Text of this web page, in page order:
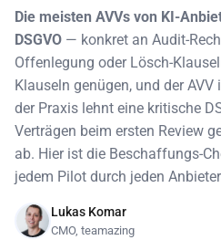
Die meisten AVVs von KI-
DSGVO — konkret an Audit-
Offenlegung oder Lösch-
Klauseln genügen, und der
der Praxis lehnt eine kritische
Verträgen beim ersten Review
ab. Hier ist die Beschaffungs-
jedem Pilot durch jeden
Lukas Komar
CMO, teamazing